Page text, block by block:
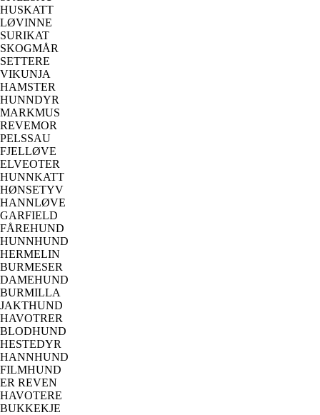
HUSKATT
LØVINNE
SURIKAT
SKOGMÅR
SETTERE
VIKUNJA
HAMSTER
HUNNDYR
MARKMUS
REVEMOR
PELSSAU
FJELLØVE
ELVEOTER
HUNNKATT
HØNSETYV
HANNLØVE
GARFIELD
FÅREHUND
HUNNHUND
HERMELIN
BURMESER
DAMEHUND
BURMILLA
JAKTHUND
HAVOTRER
BLODHUND
HESTEDYR
HANNHUND
FILMHUND
ER REVEN
HAVOTERE
BUKKEKJE